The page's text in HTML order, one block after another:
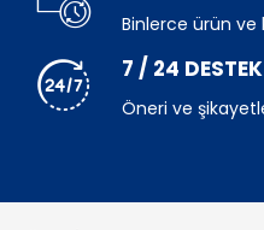
Binlerce ürün
7 / 24 DESTEK
Öneri ve